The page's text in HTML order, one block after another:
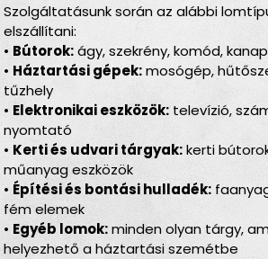
Szolgáltatásunk során az alábbi
elszállítani:
• Bútorok:ágy, szekrény, komód,
• Háztartási gépek:mosógép,
tűzhely
• Elektronikai eszközök: televízió,
nyomtató
• Kerti és udvari tárgyak:kerti
műanyag eszközök
• Építési és bontási hulladék:
fém elemek
• Egyéb lomok:minden olyan tárgy,
helyezhető a háztartási szemétbe